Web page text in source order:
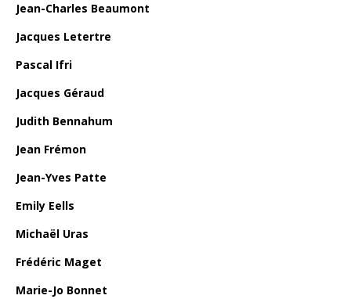
Jean-Charles Beaumont
Jacques Letertre
Pascal Ifri
Jacques Géraud
Judith Bennahum
Jean Frémon
Jean-Yves Patte
Emily Eells
Michaël Uras
Frédéric Maget
Marie-Jo Bonnet